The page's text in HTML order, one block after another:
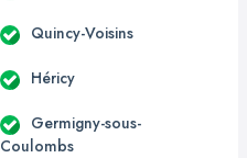
Quincy-Voisins
Héricy
Germigny-sous-
Coulombs